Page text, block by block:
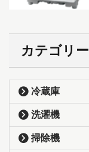
カテゴリー
冷蔵庫
洗濯機
掃除機